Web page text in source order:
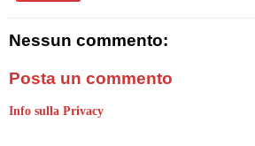
Nessun commento:
Posta un commento
Info sulla Privacy